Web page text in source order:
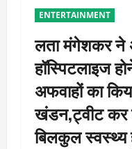
ENTERTAINMENT
लता मंगेशकर ने
हॉस्पिटलाइज
अफवाहों का
खंडन,ट्वीट कर
बिलकुल स्वस्थ्य